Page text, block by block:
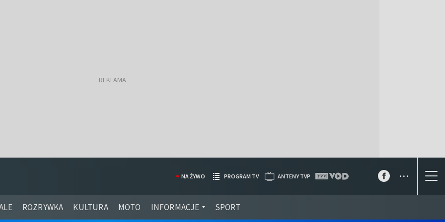
ROZRYWKA KULTURA MOTO INFORMACJE SPORT
NA ŻYWO PROGRAM TV ANTENY TVP ...